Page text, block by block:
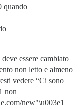
quando
deve essere cambiato
non letto e almeno
vedere “Ci sono
non
new"\u003e1